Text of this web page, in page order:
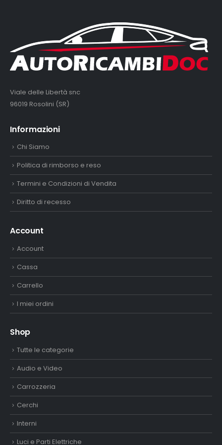
Viale delle Libertà snc
96019 Rosolini (SR)
Informazioni
Chi Siamo
Politica di rimborso e reso
Termini e Condizioni di Vendita
Diritto di recesso
Account
Account
Cassa
Carrello
I miei ordini
Shop
Tutte le categorie
Audio e Video
Carrozzeria
Cerchi
Interni
Luci e Parti Elettriche